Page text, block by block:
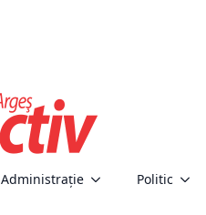
Administraţie Politic